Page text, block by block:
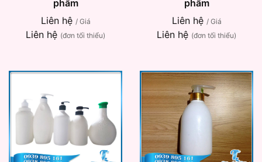
phẩm
Liên hệ / Giá
Liên hệ (đơn tối thiểu)
phẩm
Liên hệ / Giá
Liên hệ (đơn tối thiểu)